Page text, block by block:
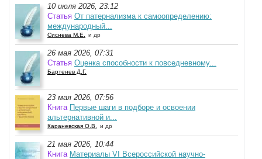
10 июля 2026, 23:12
Статья От патернализма к самоопределению:
международный...
Сиснева М.Е. и др
26 мая 2026, 07:31
Статья Оценка способности к повседневному...
Бартенев Д.Г.
23 мая 2026, 07:56
Книга Первые шаги в подборе и освоении
альтернативной и...
Караневская О.В. и др
21 мая 2026, 10:44
Книга Материалы VI Всероссийской научно-